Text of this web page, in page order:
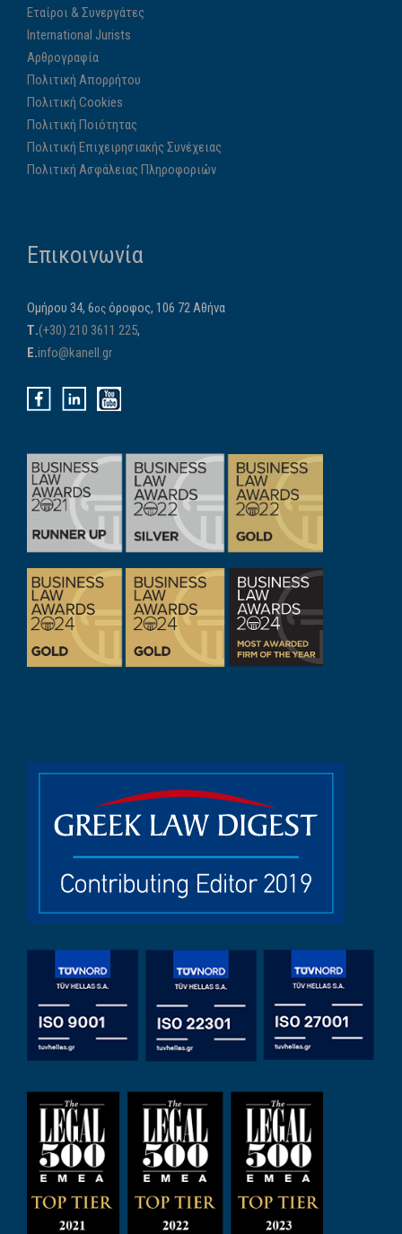
Εταίροι & Συνεργάτες
International Jurists
Αρθρογραφία
Πολιτική Απορρήτου
Πολιτική Cookies
Πολιτική Ποιότητας
Πολιτική Επιχειρησιακής Συνέχειας
Πολιτική Ασφάλειας Πληροφοριών
Επικοινωνία
Ομήρου 34, 6ος όροφος, 106 72 Αθήνα
Τ.(+30) 210 3611 225,
E.info@kanell.gr